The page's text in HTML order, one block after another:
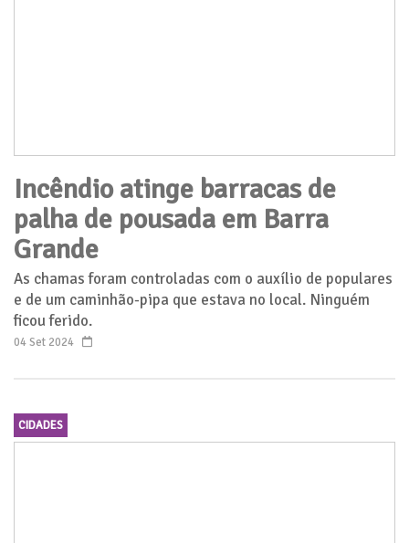
Incêndio atinge barracas de
palha de pousada em Barra
Grande
As chamas foram controladas com o auxílio de populares
e de um caminhão-pipa que estava no local. Ninguém
ficou ferido.
04 Set 2024
CIDADES